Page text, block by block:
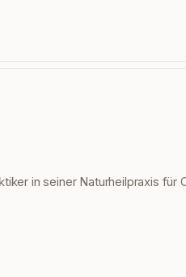
in seiner Naturheilpraxis für